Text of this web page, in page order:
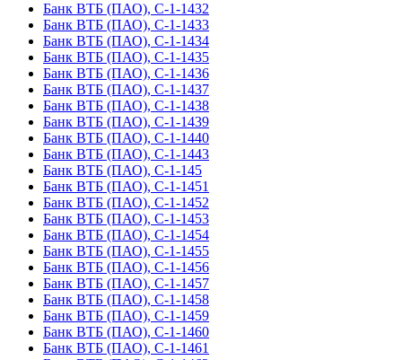
Банк ВТБ (ПАО), С-1-1432
Банк ВТБ (ПАО), С-1-1433
Банк ВТБ (ПАО), С-1-1434
Банк ВТБ (ПАО), С-1-1435
Банк ВТБ (ПАО), С-1-1436
Банк ВТБ (ПАО), С-1-1437
Банк ВТБ (ПАО), С-1-1438
Банк ВТБ (ПАО), С-1-1439
Банк ВТБ (ПАО), С-1-1440
Банк ВТБ (ПАО), С-1-1443
Банк ВТБ (ПАО), С-1-145
Банк ВТБ (ПАО), С-1-1451
Банк ВТБ (ПАО), С-1-1452
Банк ВТБ (ПАО), С-1-1453
Банк ВТБ (ПАО), С-1-1454
Банк ВТБ (ПАО), С-1-1455
Банк ВТБ (ПАО), С-1-1456
Банк ВТБ (ПАО), С-1-1457
Банк ВТБ (ПАО), С-1-1458
Банк ВТБ (ПАО), С-1-1459
Банк ВТБ (ПАО), С-1-1460
Банк ВТБ (ПАО), С-1-1461